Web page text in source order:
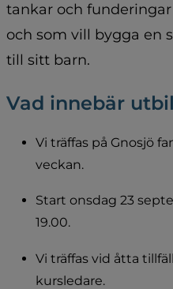
tankar och
och som vill bygga en
till sitt barn.
Vad innebär
Vi träffas på Gnosjö
veckan.
Start onsdag 23
19.00.
Vi träffas vid åtta
kursledare.